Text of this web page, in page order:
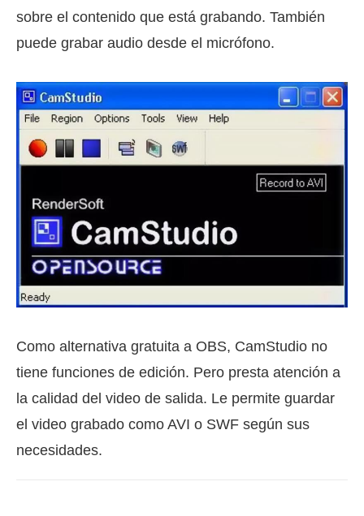
sobre el contenido que está grabando. También
puede grabar audio desde el micrófono.
Como alternativa gratuita a OBS, CamStudio no
tiene funciones de edición. Pero presta atención a
la calidad del video de salida. Le permite guardar
el video grabado como AVI o SWF según sus
necesidades.